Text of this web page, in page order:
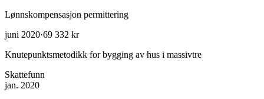
Lønnskompensasjon permittering
juni 2020·69 332 kr
Knutepunktsmetodikk for bygging av hus i massivtre
Skattefunn
jan. 2020